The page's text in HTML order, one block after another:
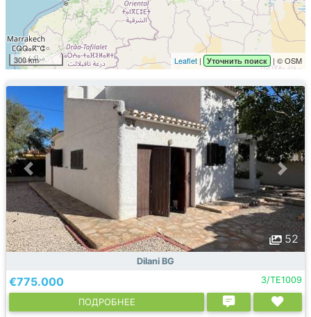
300 km Leaflet | Уточнить поиск | © OSM
52
Dilani BG
€775.000 3/TE1009
ПОДРОБНЕЕ